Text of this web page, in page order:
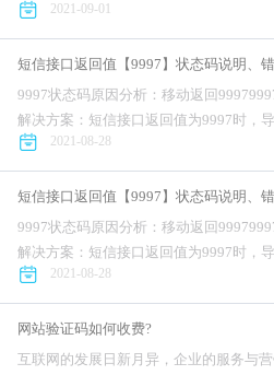
展造成不利影响。针对短信接口错误码
方案，...
2021-09-01
短信接口返回值【9997】状态码说明、
9997状态码原因分析：移动返回
解决方案：短信接口返回值为9997时，
公司的业务正常开展造成不利影响。针对
2021-08-28
短信接口返回值【9997】状态码说明、
9997状态码原因分析：移动返回
解决方案：短信接口返回值为9997时，
公司的业务正常开展造成不利影响。针对
2021-08-28
网站验证码如何收费?
互联网的发展日新月异，企业的服务与